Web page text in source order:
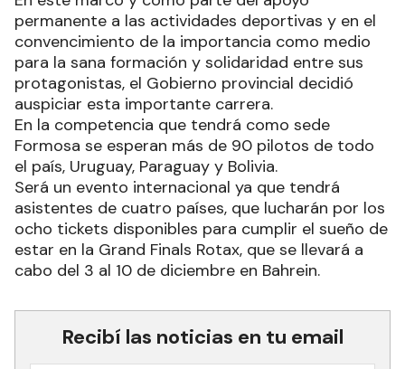
permanente a las actividades deportivas y en el
convencimiento de la importancia como medio
para la sana formación y solidaridad entre sus
protagonistas, el Gobierno provincial decidió
auspiciar esta importante carrera.
En la competencia que tendrá como sede
Formosa se esperan más de 90 pilotos de todo
el país, Uruguay, Paraguay y Bolivia.
Será un evento internacional ya que tendrá
asistentes de cuatro países, que lucharán por los
ocho tickets disponibles para cumplir el sueño de
estar en la Grand Finals Rotax, que se llevará a
cabo del 3 al 10 de diciembre en Bahrein.
Recibí las noticias en tu email